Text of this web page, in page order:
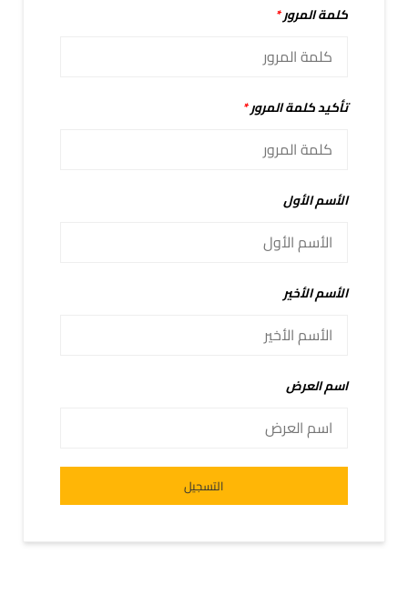
كلمة المرور*
تأكيد كلمة المرور*
الأسم الأول
الأسم الأخير
اسم العرض
التسجيل